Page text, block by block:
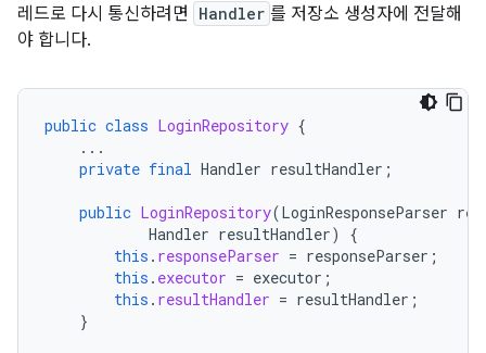
레드로 다시 통신하려면
Handler 를 저장소 생성자에 전달해
야 합니다.
public class LoginRepository {
...
private final Handler resultHandler ;
public LoginRepository(LoginResponseParser
Handler resultHandler)
{
this . responseParser = responseParser ;
this . executor = executor ;
this . resultHandler = resultHandler ;
}